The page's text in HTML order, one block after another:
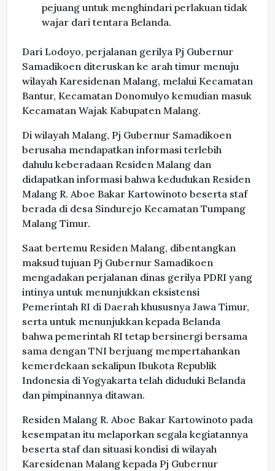
pejuang untuk menghindari perlakuan tidak
wajar dari tentara Belanda.
Dari Lodoyo, perjalanan gerilya Pj Gubernur
Samadikoen diteruskan ke arah timur menuju
wilayah Karesidenan Malang, melalui Kecamatan
Bantur, Kecamatan Donomulyo kemudian masuk
Kecamatan Wajak Kabupaten Malang.
Di wilayah Malang, Pj Gubernur Samadikoen
berusaha mendapatkan informasi terlebih
dahulu keberadaan Residen Malang dan
didapatkan informasi bahwa kedudukan Residen
Malang R. Aboe Bakar Kartowinoto beserta staf
berada di desa Sindurejo Kecamatan Tumpang
Malang Timur.
Saat bertemu Residen Malang, dibentangkan
maksud tujuan Pj Gubernur Samadikoen
mengadakan perjalanan dinas gerilya PDRI yang
intinya untuk menunjukkan eksistensi
Pemerintah RI di Daerah khususnya Jawa Timur,
serta untuk menunjukkan kepada Belanda
bahwa pemerintah RI tetap bersinergi bersama
sama dengan TNI berjuang mempertahankan
kemerdekaan sekalipun Ibukota Republik
Indonesia di Yogyakarta telah diduduki Belanda
dan pimpinannya ditawan.
Residen Malang R. Aboe Bakar Kartowinoto pada
kesempatan itu melaporkan segala kegiatannya
beserta staf dan situasi kondisi di wilayah
Karesidenan Malang kepada Pj Gubernur